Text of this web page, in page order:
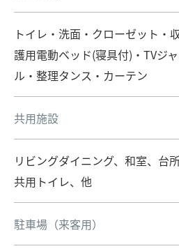
トイレ・洗面・クローゼット・
護用電動ベッド(寝具付)・TVジ
ル・整理タンス・カーテン
共用施設
リビングダイニング、和室、台
共用トイレ、他
駐車場（来客用）